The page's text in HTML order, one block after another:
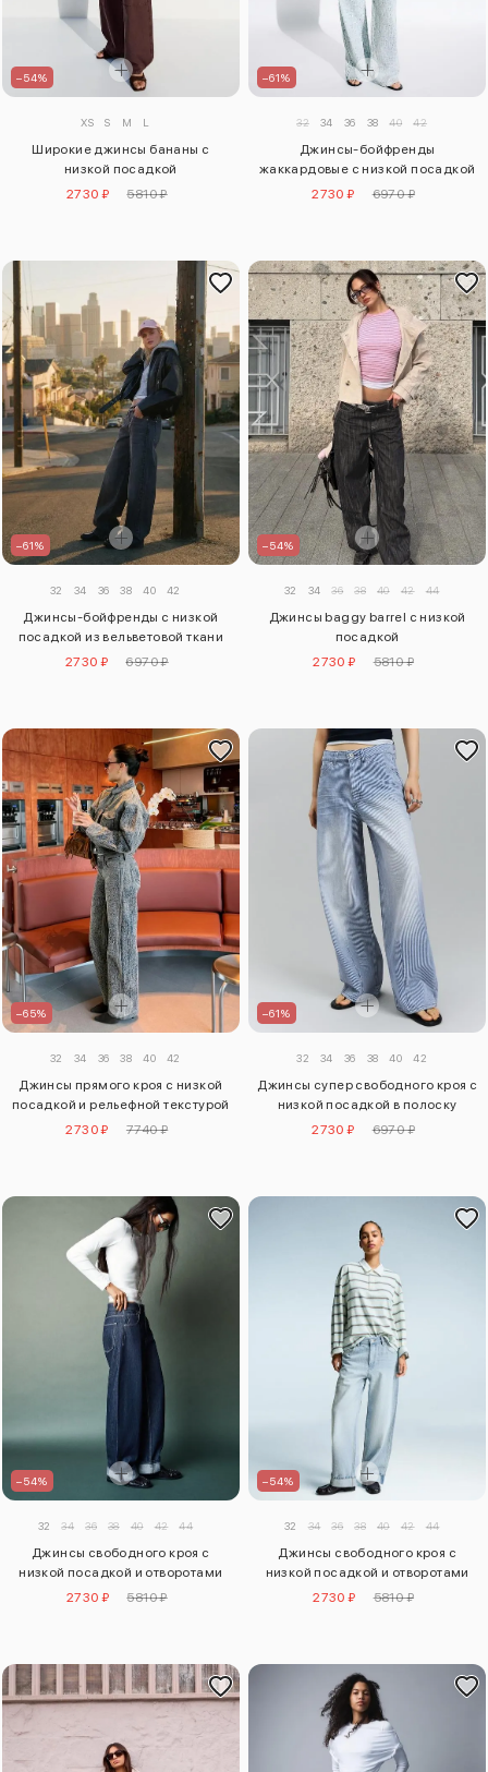
–54%
XS S M L
Широкие джинсы бананы с
низкой посадкой
2730 ₽
5810 ₽
–61%
32 34 36 38 40 42
Джинсы-бойфренды
жаккардовые с низкой посадкой
2730 ₽
6970 ₽
–61%
32 34 36 38 40 42
Джинсы-бойфренды с низкой
посадкой из вельветовой ткани
2730 ₽
6970 ₽
–54%
32 34 36 38 40 42 44
Джинсы baggy barrel с низкой
посадкой
2730 ₽
5810 ₽
–65%
32 34 36 38 40 42
Джинсы прямого кроя с низкой
посадкой и рельефной текстурой
2730 ₽
7740 ₽
–61%
32 34 36 38 40 42
Джинсы супер свободного кроя с
низкой посадкой в полоску
2730 ₽
6970 ₽
–54%
32 34 36 38 40 42 44
Джинсы свободного кроя с
низкой посадкой и отворотами
2730 ₽
5810 ₽
–54%
32 34 36 38 40 42 44
Джинсы свободного кроя с
низкой посадкой и отворотами
2730 ₽
5810 ₽